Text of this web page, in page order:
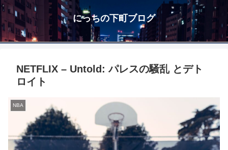
にっちの下町ブログ
NETFLIX – Untold: パレスの騒乱 とデト
ロイト
NBA